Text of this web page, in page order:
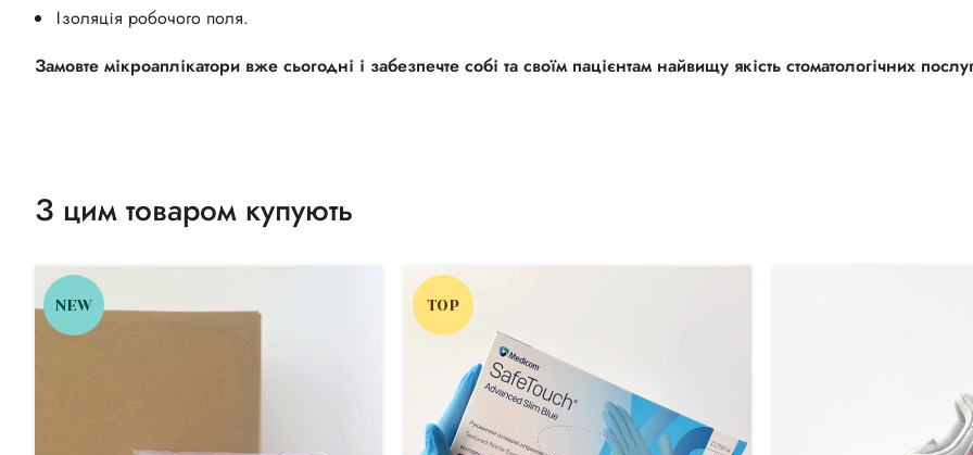
Ізоляція робочого поля.
Замовте мікроаплікатори вже сьогодні і забезпечте собі та своїм пацієнтам найвищу якість стоматологічних
З цим товаром купують
NEW TOP